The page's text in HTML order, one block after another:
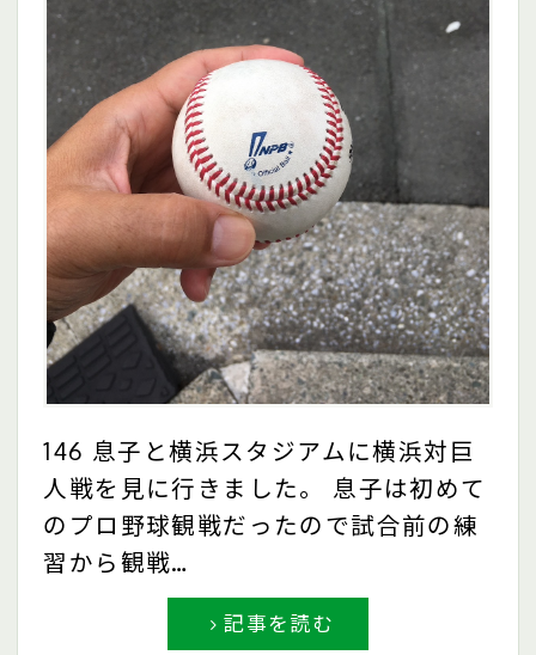
146 息子と横浜スタジアムに横浜対巨
人戦を見に行きました。 息子は初めて
のプロ野球観戦だったので試合前の練
習から観戦…
記事を読む